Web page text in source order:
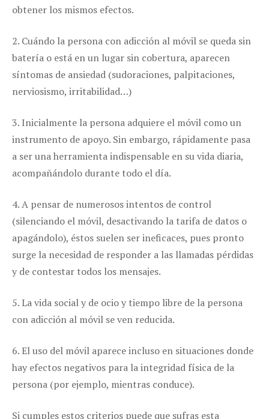
obtener los mismos efectos.
2. Cuándo la persona con adicción al móvil se queda sin
batería o está en un lugar sin cobertura, aparecen
síntomas de ansiedad (sudoraciones, palpitaciones,
nerviosismo, irritabilidad…)
3. Inicialmente la persona adquiere el móvil como un
instrumento de apoyo. Sin embargo, rápidamente pasa
a ser una herramienta indispensable en su vida diaria,
acompañándolo durante todo el día.
4. A pensar de numerosos intentos de control
(silenciando el móvil, desactivando la tarifa de datos o
apagándolo), éstos suelen ser ineficaces, pues pronto
surge la necesidad de responder a las llamadas pérdidas
y de contestar todos los mensajes.
5. La vida social y de ocio y tiempo libre de la persona
con adicción al móvil se ven reducida.
6. El uso del móvil aparece incluso en situaciones donde
hay efectos negativos para la integridad física de la
persona (por ejemplo, mientras conduce).
Si cumples estos criterios puede que sufras esta